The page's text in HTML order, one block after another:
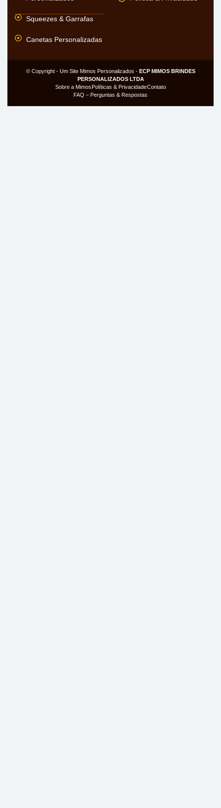
Squeezes & Garrafas
Canetas Personalizadas
© Copyright - Um Site Mimos Personalizados - ECP MIMOS BRINDES
PERSONALIZADOS LTDA
Sobre a MimosPolíticas & PrivacidadeContato
FAQ – Perguntas & Respostas